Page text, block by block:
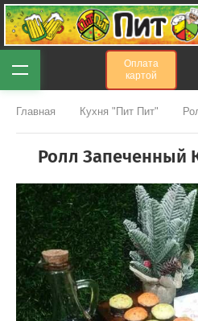
Оплата
картой
Главная Кухня "Пит Пит"
Ролл Запеченный